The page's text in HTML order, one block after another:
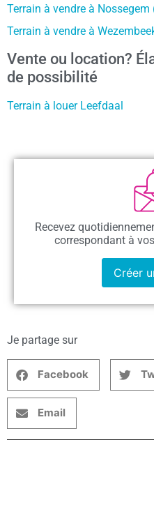
Terrain à vendre à Nossegem
Terrain à vendre à
Vente ou location?
de possibilité
Terrain à louer Leefdaal
Recevez
correspondant à
Créer
Je partage sur
Facebook
Email